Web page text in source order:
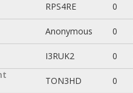
RPS4RE 0
Anonymous 0
I3RUK2 0
TON3HD 0